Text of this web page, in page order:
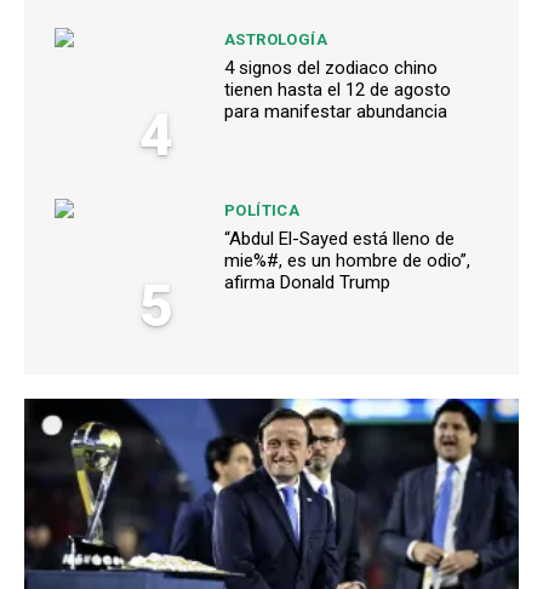
4
ASTROLOGÍA
4 signos del zodiaco chino
tienen hasta el 12 de agosto
para manifestar abundancia
5
POLÍTICA
“Abdul El-Sayed está lleno de
mie%#, es un hombre de odio”,
afirma Donald Trump